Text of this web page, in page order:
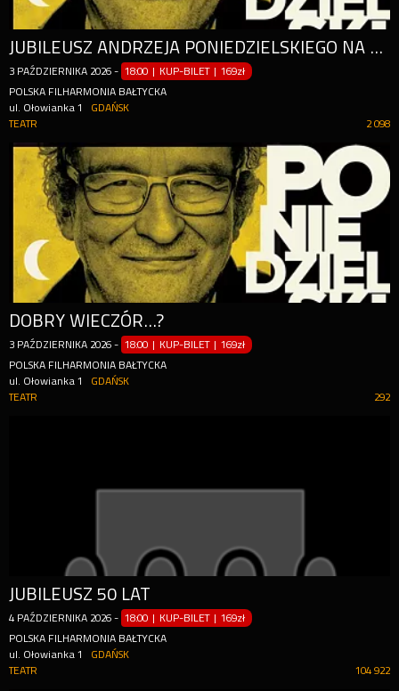
JUBILEUSZ ANDRZEJA PONIEDZIELSKIEGO NA 50 - LECIE PRACY TWÓRCZEJ I 70 - LECIE URODZIN!
3 PAŹDZIERNIKA 2026 - 18:00 | KUP-BILET |169zł
POLSKA FILHARMONIA BAŁTYCKA
ul. Ołowianka 1
GDAŃSK
2 098
TEATR
DOBRY WIECZÓR...?
3 PAŹDZIERNIKA 2026 - 18:00 | KUP-BILET |169zł
POLSKA FILHARMONIA BAŁTYCKA
ul. Ołowianka 1
GDAŃSK
292
TEATR
JUBILEUSZ 50 LAT
4 PAŹDZIERNIKA 2026 - 18:00 | KUP-BILET |169zł
POLSKA FILHARMONIA BAŁTYCKA
ul. Ołowianka 1
GDAŃSK
104 922
TEATR